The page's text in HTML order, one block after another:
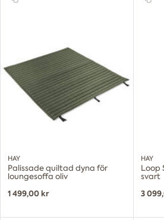
HAY
Palissade quiltad dyna för
loungesoffa oliv
1 499,00 kr
HAY
Loop
svart
3